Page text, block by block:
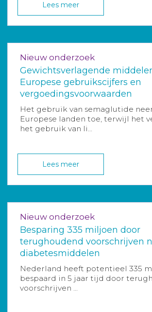
Lees meer
Nieuw onderzoek
Gewichtsverlagende
Europese gebruikscijfers en
vergoedingsvoorwaarden
Het gebruik van semaglutide
Europese landen toe, terwijl het
het gebruik van li...
Lees meer
Nieuw onderzoek
Besparing 335 miljoen door
terughoudend voorschrijven
diabetesmiddelen
Nederland heeft potentieel 335
bespaard in 5 jaar tijd door
voorschrijven ...